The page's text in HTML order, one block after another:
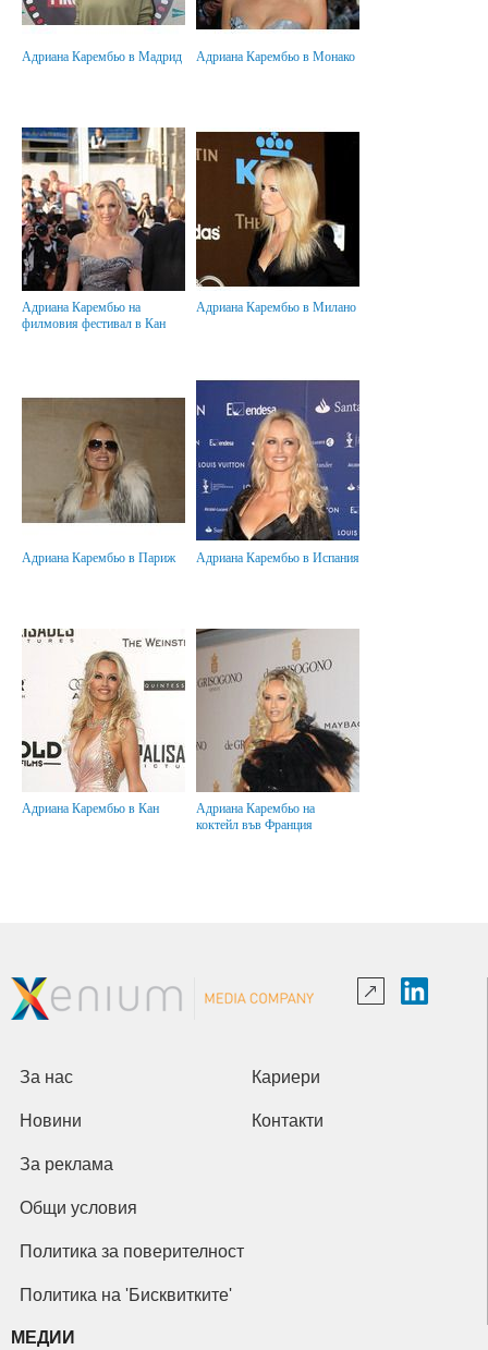
Адриана Карембьо в Мадрид Адриана Карембьо в Монако
Адриана Карембьо на
филмовия фестивал в Кан
Адриана Карембьо в Милано
Адриана Карембьо в Париж Адриана Карембьо в Испания
Адриана Карембьо в Кан
Адриана Карембьо на
коктейл във Франция
За нас Кариери
Новини Контакти
За реклама
Общи условия
Политика за поверителност
Политика на 'Бисквитките'
МЕДИИ